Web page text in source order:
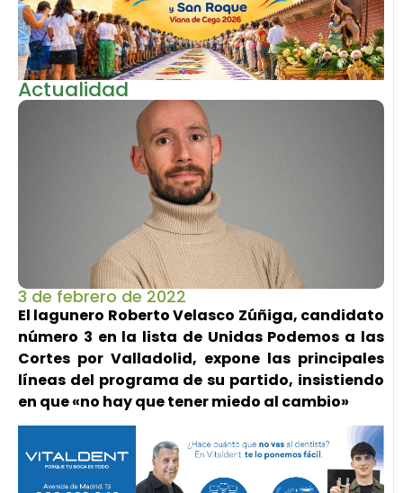
Actualidad
3 de febrero de 2022
El lagunero Roberto Velasco Zúñiga, candidato
número 3 en la lista de Unidas Podemos a las
Cortes por Valladolid, expone las principales
líneas del programa de su partido, insistiendo
en que «no hay que tener miedo al cambio»